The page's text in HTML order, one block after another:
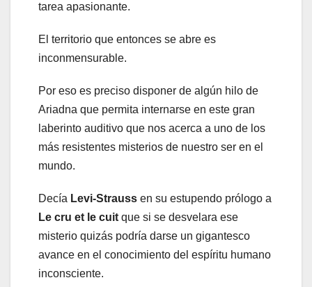
tarea apasionante.
El territorio que entonces se abre es
inconmensurable.
Por eso es preciso disponer de algún hilo de
Ariadna que permita internarse en este gran
laberinto auditivo que nos acerca a uno de los
más resistentes misterios de nuestro ser en el
mundo.
Decía Levi-Strauss en su estupendo prólogo a
Le cru et le cuit que si se desvelara ese
misterio quizás podría darse un gigantesco
avance en el conocimiento del espíritu humano
inconsciente.